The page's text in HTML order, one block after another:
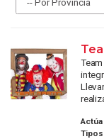
Actúa